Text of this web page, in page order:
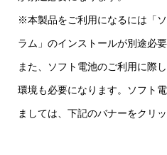
※本製品をご利用になるには「
ラム」のインストールが別途必要
また、ソフト電池のご利用に際
環境も必要になります。ソフト
ましては、下記のバナーをクリ